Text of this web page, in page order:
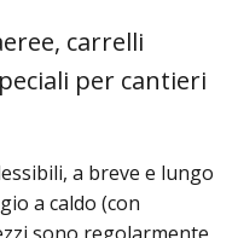
carrelli
per cantieri
a breve e lungo
a caldo (con